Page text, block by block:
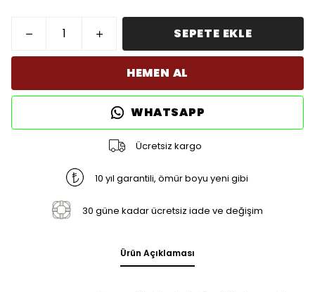
SEPETE EKLE
HEMEN AL
WHATSAPP
Ücretsiz kargo
10 yıl garantili, ömür boyu yeni gibi
30 güne kadar ücretsiz iade ve değişim
Ürün Açıklaması